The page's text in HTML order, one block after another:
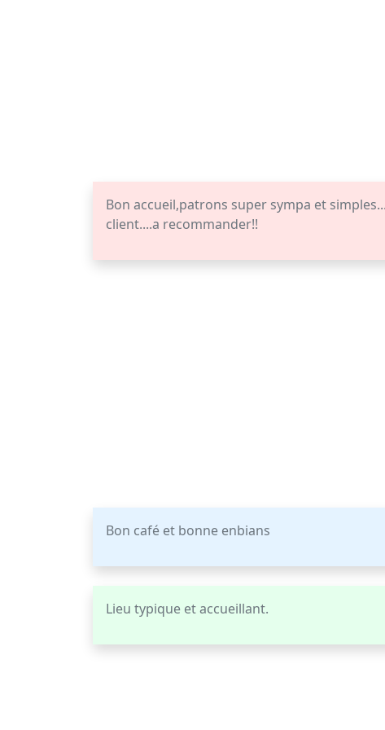
Bon accueil,patrons super sympa et
client....a recommander!!
Bon café et bonne enbians
Lieu typique et accueillant.